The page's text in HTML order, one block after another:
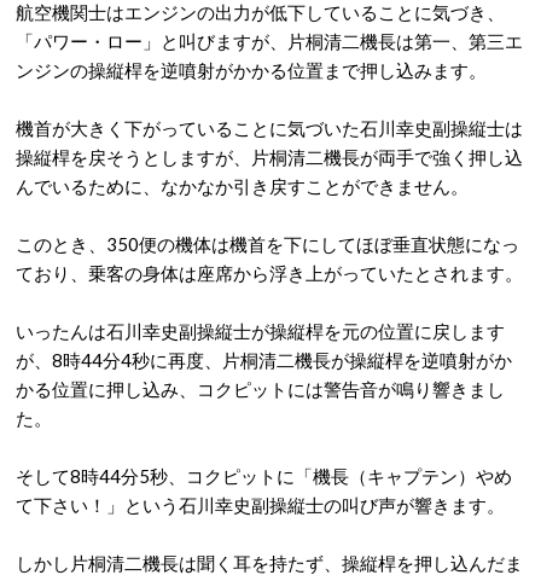
航空機関士はエンジンの出力が低下していることに気づき、
「パワー・ロー」と叫びますが、片桐清二機長は第一、第三エ
ンジンの操縦桿を逆噴射がかかる位置まで押し込みます。
機首が大きく下がっていることに気づいた石川幸史副操縦士は
操縦桿を戻そうとしますが、片桐清二機長が両手で強く押し込
んでいるために、なかなか引き戻すことができません。
このとき、350便の機体は機首を下にしてほぼ垂直状態になっ
ており、乗客の身体は座席から浮き上がっていたとされます。
いったんは石川幸史副操縦士が操縦桿を元の位置に戻します
が、8時44分4秒に再度、片桐清二機長が操縦桿を逆噴射がか
かる位置に押し込み、コクピットには警告音が鳴り響きまし
た。
そして8時44分5秒、コクピットに「機長（キャプテン）やめ
て下さい！」という石川幸史副操縦士の叫び声が響きます。
しかし片桐清二機長は聞く耳を持たず、操縦桿を押し込んだま